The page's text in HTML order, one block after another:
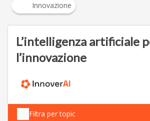
Innovazione
L’intelligenza artificiale
l’innovazione
Filtra per topic